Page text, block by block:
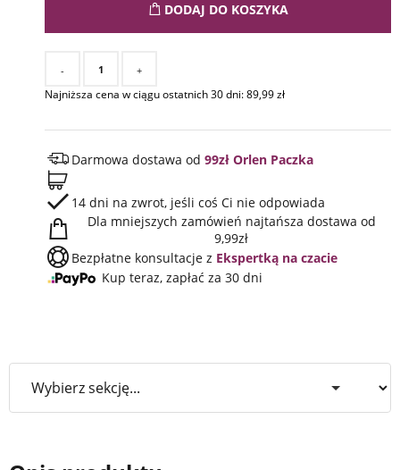
DODAJ DO KOSZYKA
- +
Najniższa cena w ciągu ostatnich 30 dni:89,99zł
Darmowa dostawa od 99zł Orlen Paczka
14 dni na zwrot, jeśli coś Ci nie odpowiada
Dla mniejszych zamówień najtańsza dostawa od
9,99zł
Bezpłatne konsultacje z Ekspertką na czacie
Kup teraz, zapłać za 30 dni